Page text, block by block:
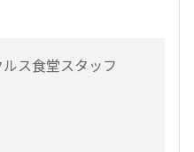
ス食堂スタッフ